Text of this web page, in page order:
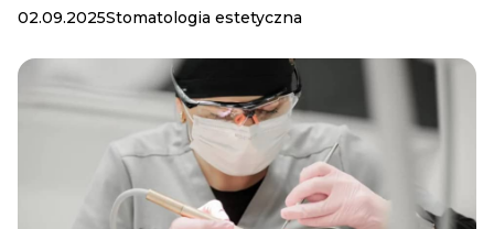
02.09.2025Stomatologia estetyczna